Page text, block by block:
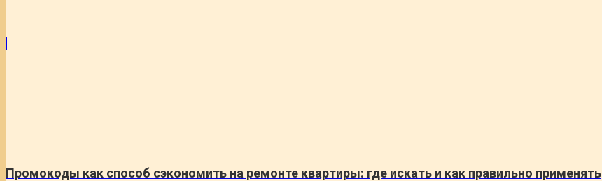
Промокоды как способ сэкономить на ремонте квартиры: где искать и как правильно применять